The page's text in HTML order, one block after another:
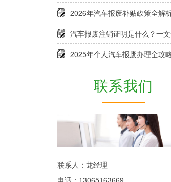
规、办理流程及补贴申领指南
2026年汽车报废补贴政策全解
贴标准、申请条件及流程一文
汽车报废注销证明是什么？一
定义、作用及办理要点
2025年个人汽车报废办理全攻
联系我们
联系人：龙经理
电话：13065163669